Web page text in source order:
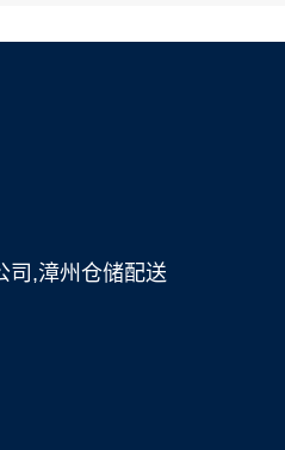
司,漳州仓储配送